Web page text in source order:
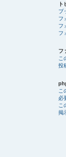
ブ
フ
フ
フ
フ
こ
投
こ
必
こ
掲